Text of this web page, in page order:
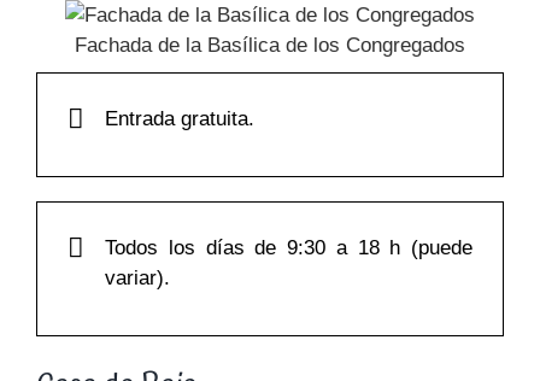
Fachada de la Basílica de los Congregados
Entrada gratuita.
Todos los días de 9:30 a 18 h (puede
variar).